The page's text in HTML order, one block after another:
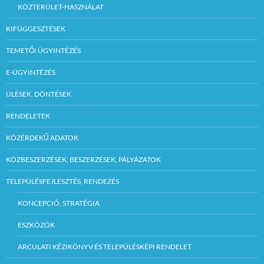
kell megfizetni
Szécsény Város
Önkormányzata
Bank-nál vezetett
10404027-
00033372-
00000006 számú
fizetési számlájára.
5. Az ingatlan
megtekintésének
időpontja: Előzetes
telefonon történő
pályázat
benyújtására
megjelölt határidőt
megelőző munkanap
16 00 óráig. (Hanzel
Balázs
199/227 mellék)
6. Pályázatot kiíró
szerv neve: Szécsényi
Közös
Önkormányzati
KÖZTERÜLET-HASZNÁLAT
KIFÜGGESZTÉSEK
TEMETŐI ÜGYINTÉZÉS
E-ÜGYINTÉZÉS
ÜLÉSEK, DÖNTÉSEK
RENDELETEK
KÖZÉRDEKŰ ADATOK
KÖZBESZERZÉSEK, BESZERZÉSEK, PÁLYÁZATOK
TELEPÜLÉSFEJLESZTÉS, RENDEZÉS
KONCEPCIÓ, STRATÉGIA
ESZKÖZÖK
ARCULATI KÉZIKÖNYV ÉS TELEPÜLÉSKÉPI RENDELET